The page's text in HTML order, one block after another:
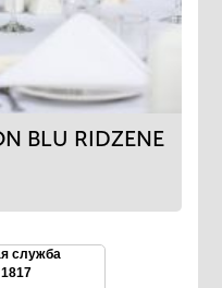
BLU RIDZENE
служба